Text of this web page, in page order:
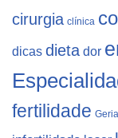
cirurgia clínica
dicas dieta dor
fertilidade